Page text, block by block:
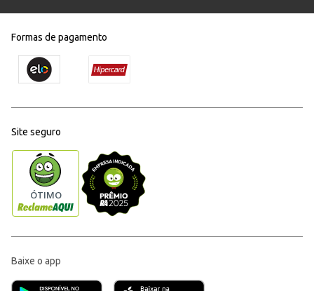
Formas de pagamento
Site seguro
Baixe o app